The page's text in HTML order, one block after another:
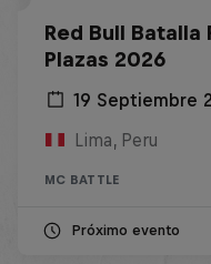
Red Bull Batalla
Plazas 2026
19 Septiembre
Lima, Peru
MC BATTLE
Próximo evento